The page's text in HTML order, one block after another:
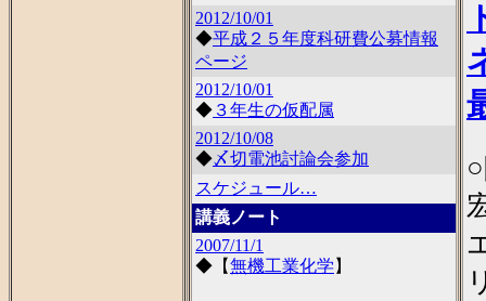
2012/10/01
◆平成２５年度科研費公募情報
ページ
2012/10/01
◆ ３年生の仮配属
2012/10/08
◆〆切電池討論会参加
スケジュール…
講義ノート
2007/11/1
◆ 【無機工業化学 】